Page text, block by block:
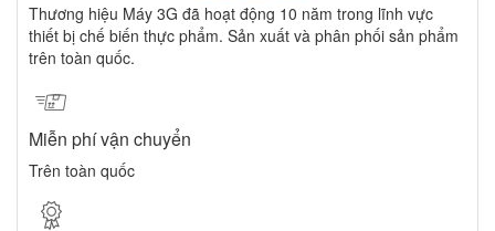
Thương hiệu Máy 3G đã hoạt động 10 năm trong lĩnh vực
thiết bị chế biến thực phẩm. Sản xuất và phân phối sản phẩm
trên toàn quốc.
Miễn phí vận chuyển
Trên toàn quốc